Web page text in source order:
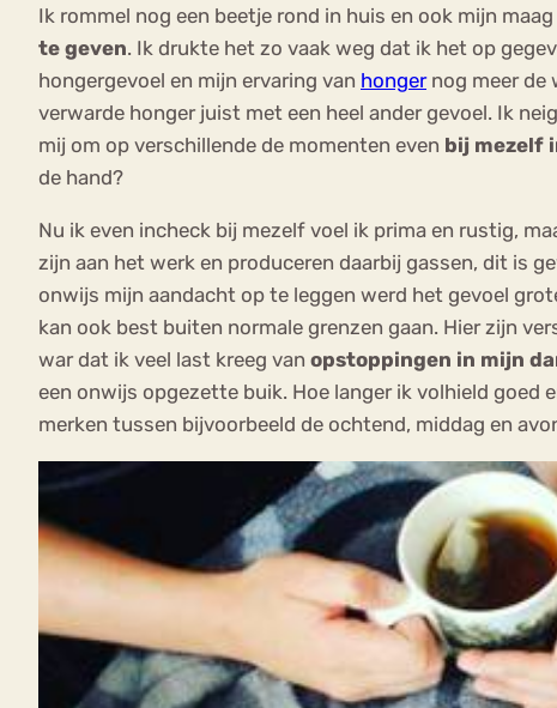
Ik rommel nog een beetje rond in huis en ook mijn
te geven. Ik drukte het zo vaak weg dat ik het op
hongergevoel en mijn ervaring van hongernog meer de
verwarde honger juist met een heel ander gevoel. Ik
mij om op verschillende de momenten even bij mezelf
de hand?
Nu ik even incheck bij mezelf voel ik prima en rustig,
zijn aan het werk en produceren daarbij gassen, dit is
onwijs mijn aandacht op te leggen werd het gevoel
kan ook best buiten normale grenzen gaan. Hier zijn
war dat ik veel last kreeg van opstoppingen in mijn
een onwijs opgezette buik. Hoe langer ik volhield goed
merken tussen bijvoorbeeld de ochtend, middag en